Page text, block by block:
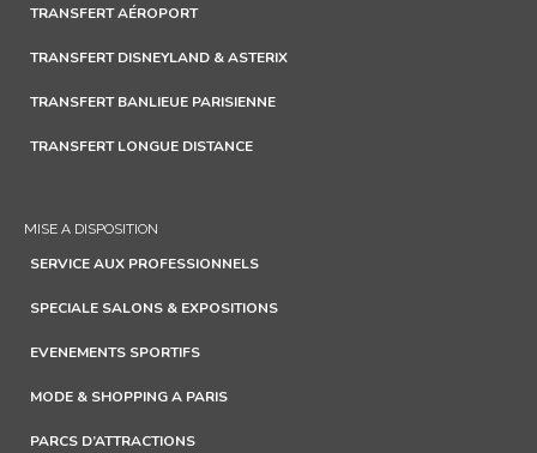
TRANSFERT AÉROPORT
TRANSFERT DISNEYLAND & ASTERIX
TRANSFERT BANLIEUE PARISIENNE
TRANSFERT LONGUE DISTANCE
MISE A DISPOSITION
SERVICE AUX PROFESSIONNELS
SPECIALE SALONS & EXPOSITIONS
EVENEMENTS SPORTIFS
MODE & SHOPPING A PARIS
PARCS D’ATTRACTIONS